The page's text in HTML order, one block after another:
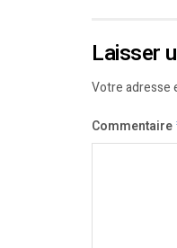
Laisser
Votre adresse
Commentaire